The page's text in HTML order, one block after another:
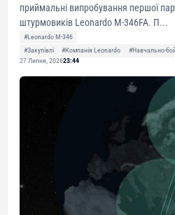
приймальні випробування першої
штурмовиків Leonardo M-346FA. П...
#Leonardo M-346
#Закупівлі
#Компанія Leonardo #Навчально-
27 Липня, 202623:44